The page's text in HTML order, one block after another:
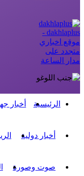
dakhlaplus -
موقع اخباري
متجدد على
مدار الساعة
الرئيسية أخبار
أخبار دولية
صوت وصورة